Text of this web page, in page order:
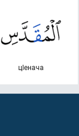
цlенача